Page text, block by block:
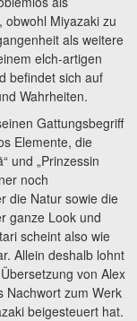
Miyazaki zu
als weitere
elch-artigen
befindet sich auf
Wahrheiten.
Gattungsbegriff
Elemente, die
und „Prinzessin
noch
die Natur sowie die
ganze Look und
scheint also wie
Allein deshalb lohnt
von Alex
Nachwort zum Werk
beigesteuert hat.